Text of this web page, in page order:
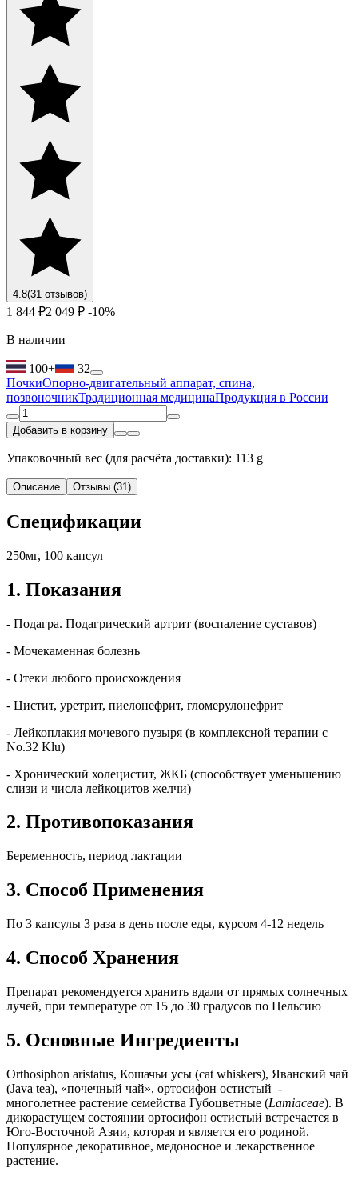
4.8(31 отзывов)
1 844 ₽2 049 ₽ -10%
В наличии
100+
32
ПочкиОпорно-двигательный аппарат, спина,
позвоночникТрадиционная медицинаПродукция в России
Добавить в корзину
Упаковочный вес (для расчёта доставки): 113 g
Описание Отзывы (31)
Спецификации
250мг, 100 капсул
1. Показания
- Подагра. Подагрический артрит (воспаление суставов)
- Мочекаменная болезнь
- Отеки любого происхождения
- Цистит, уретрит, пиелонефрит, гломерулонефрит
- Лейкоплакия мочевого пузыря (в комплексной терапии с
No.32 Klu)
- Хронический холецистит, ЖКБ (способствует уменьшению
слизи и числа лейкоцитов желчи)
2. Противопоказания
Беременность, период лактации
3. Способ Применения
По 3 капсулы 3 раза в день после еды, курсом 4-12 недель
4. Способ Хранения
Препарат рекомендуется хранить вдали от прямых солнечных
лучей, при температуре от 15 до 30 градусов по Цельсию
5. Основные Ингредиенты
Orthosiphon aristatus, Кошачьи усы (cat whiskers), Яванский чай
(Java tea), «почечный чай», ортосифон остистый -
многолетнее растение семейства Губоцветные (Lamiaceae). В
дикорастущем состоянии ортосифон остистый встречается в
Юго-Восточной Азии, которая и является его родиной.
Популярное декоративное, медоносное и лекарственное
растение.